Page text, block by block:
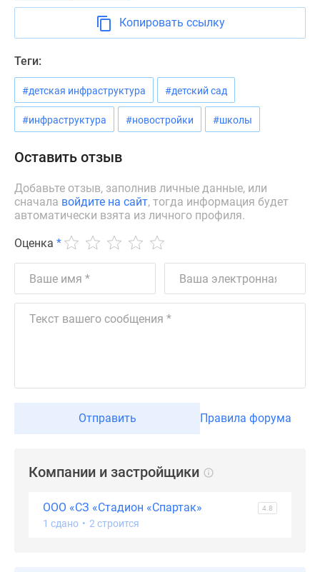
Программа
реновации
Москве
Новостройки
премиум-
Новостройки
класса
Рассрочка
ипотека
Дома
коттеджи
Коттеджные
коттеджные
Коттеджные
Копировать ссылку
Теги:
#детская инфраструктура #детский сад
#инфраструктура #новостройки #школы
Оставить отзыв
Добавьте отзыв, заполнив личные данные, или
сначала войдите на сайт, тогда информация будет
автоматически взята из личного профиля.
Оценка *
Отправить Правила форума
Компании и застройщики
ООО «СЗ «Стадион «Спартак» 4.8
1 сдано • 2 строится